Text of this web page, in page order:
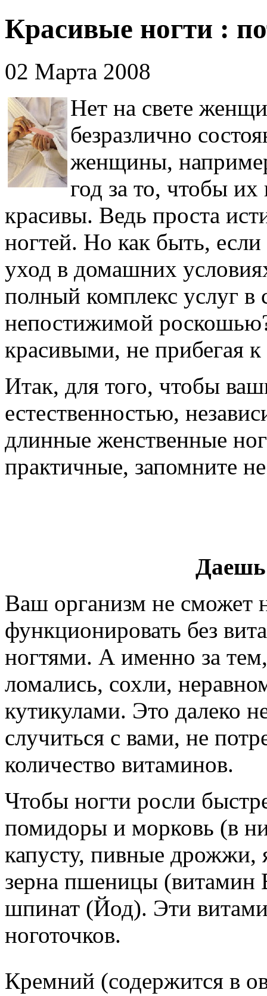
Красивые ногти :
02 Марта 2008
Нет на свете
безразлично
женщины,
год за то, чтобы
красивы. Ведь проста
ногтей. Но как быть,
уход в домашних
полный комплекс услуг в
непостижимой
красивыми, не прибегая
Итак, для того, чтобы
естественностью,
длинные женственные
практичные, запомните
Ваш организм не сможет
функционировать без
ногтями. А именно за
ломались, сохли,
кутикулами. Это далеко
случиться с вами, не
количество витаминов.
Чтобы ногти росли
помидоры и морковь (в
капусту, пивные
зерна пшеницы (витамин
шпинат (Йод). Эти
ноготочков.
Кремний (содержится в